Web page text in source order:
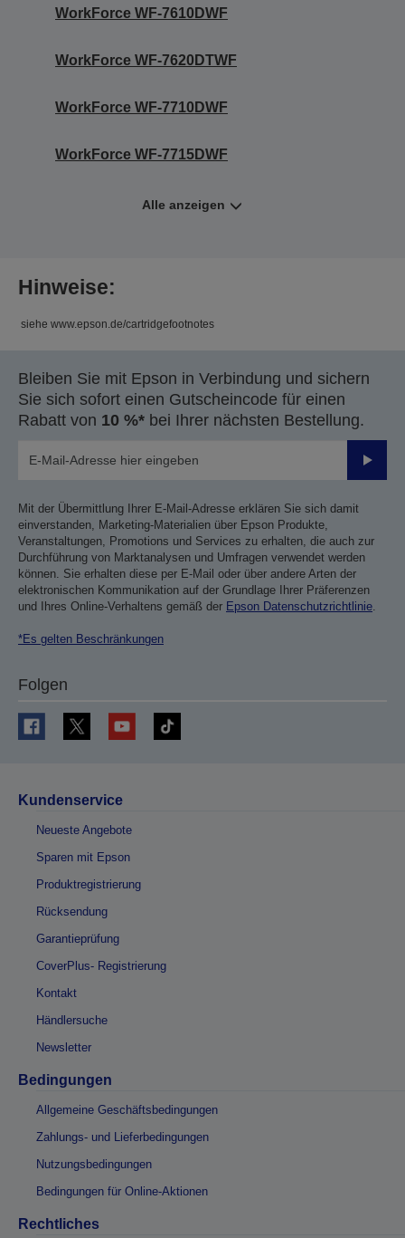
WorkForce WF-7610DWF
WorkForce WF-7620DTWF
WorkForce WF-7710DWF
WorkForce WF-7715DWF
Alle anzeigen
Hinweise:
siehe www.epson.de/cartridgefootnotes
Bleiben Sie mit Epson in Verbindung und sichern
Sie sich sofort einen Gutscheincode für einen
Rabatt von 10 %* bei Ihrer nächsten Bestellung.
Mit der Übermittlung Ihrer E-Mail-Adresse erklären Sie sich damit
einverstanden, Marketing-Materialien über Epson Produkte,
Veranstaltungen, Promotions und Services zu erhalten, die auch zur
Durchführung von Marktanalysen und Umfragen verwendet werden
können. Sie erhalten diese per E-Mail oder über andere Arten der
elektronischen Kommunikation auf der Grundlage Ihrer Präferenzen
und Ihres Online-Verhaltens gemäß der Epson Datenschutzrichtlinie.
*Es gelten Beschränkungen
Folgen
Kundenservice
Neueste Angebote
Sparen mit Epson
Produktregistrierung
Rücksendung
Garantieprüfung
CoverPlus- Registrierung
Kontakt
Händlersuche
Newsletter
Bedingungen
Allgemeine Geschäftsbedingungen
Zahlungs- und Lieferbedingungen
Nutzungsbedingungen
Bedingungen für Online-Aktionen
Rechtliches